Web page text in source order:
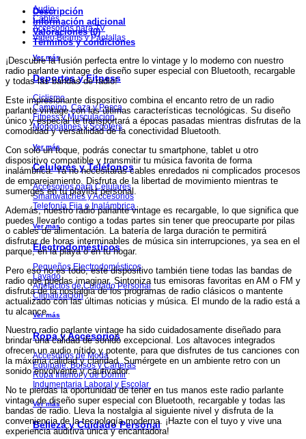
Audio
Cables
Accesorios para TV
Video Beams y Pantallas
Ver más
Deportes y Fitness
Ciclismo
Camping, Caza y Pesca
Fitness y Musculación
Monopatines y Scooters
Ver más
Celulares y Teléfonos
Accesorios para Celulares
Smartwatches y Accesorios
Telefonía Fija e Inalámbrica
Ver más
Electrodomésticos
Pequeños Electrodomésticos
Lavado
Artefactos de Cuidado Personal
Climatización
Ver más
Ropa y Accesorios
Accesorios de Moda
Equipaje, Bolsos y Carteras
Ropa Interior y de Dormir
Indumentaria Laboral y Escolar
Ver más
Belleza y Cuidado Personal
cantidad
Descripción
Información adicional
Valoraciones (0)
Términos y condiciones
¡Descubre la fusión perfecta entre lo vintage y lo moderno con nuestro
radio parlante vintage de diseño super especial con Bluetooth, recargable
y todas las bandas de radio!
Este impresionante dispositivo combina el encanto retro de un radio
parlante vintage con las últimas características tecnológicas. Su diseño
único y especial te transportará a épocas pasadas mientras disfrutas de la
comodidad y versatilidad de la conectividad Bluetooth.
Con solo un toque, podrás conectar tu smartphone, tablet u otro
dispositivo compatible y transmitir tu música favorita de forma
inalámbrica. Ya no necesitarás cables enredados ni complicados procesos
de emparejamiento. Disfruta de la libertad de movimiento mientras te
sumerges en tu playlist personal.
Además, nuestro radio parlante vintage es recargable, lo que significa que
puedes llevarlo contigo a todas partes sin tener que preocuparte por pilas
o cables de alimentación. La batería de larga duración te permitirá
disfrutar de horas interminables de música sin interrupciones, ya sea en el
parque, en la playa o en tu hogar.
Pero eso no es todo, este dispositivo también tiene todas las bandas de
radio que puedas imaginar. Sintoniza tus emisoras favoritas en AM o FM y
disfruta de la nostalgia de los programas de radio clásicos o mantente
actualizado con las últimas noticias y música. El mundo de la radio está a
tu alcance.
Nuestro radio parlante vintage ha sido cuidadosamente diseñado para
brindar una calidad de sonido excepcional. Los altavoces integrados
ofrecen un audio nítido y potente, para que disfrutes de tus canciones con
la máxima calidad y claridad. Sumérgete en un ambiente retro con un
sonido envolvente y cautivador.
No te pierdas la oportunidad de tener en tus manos este radio parlante
vintage de diseño super especial con Bluetooth, recargable y todas las
bandas de radio. Lleva la nostalgia al siguiente nivel y disfruta de la
conveniencia de la tecnología moderna. ¡Hazte con el tuyo y vive una
experiencia auditiva única y encantadora!